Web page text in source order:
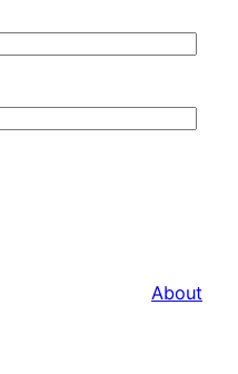
About